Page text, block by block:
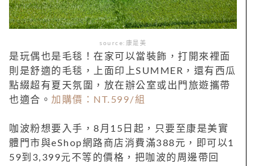
source:康是美
是玩偶也是毛毯！在家可以當裝飾，打開來裡面
則是舒適的毛毯，上面印上SUMMER，還有西瓜
點綴超有夏天氛圍，放在辦公室或出門旅遊攜帶
也適合。 加購價：NT. 599/組
咖波粉想要入手， 8 月 15 日起，
只要至康是美實
體門市與eShop網路商店消費滿388元， 即可以1
59到 3,399元 不等的價格，把咖波的周邊帶回